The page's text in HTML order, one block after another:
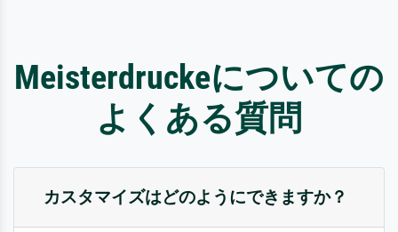
Meisterdruckeについての
よくある質問
カスタマイズはどのようにできますか？